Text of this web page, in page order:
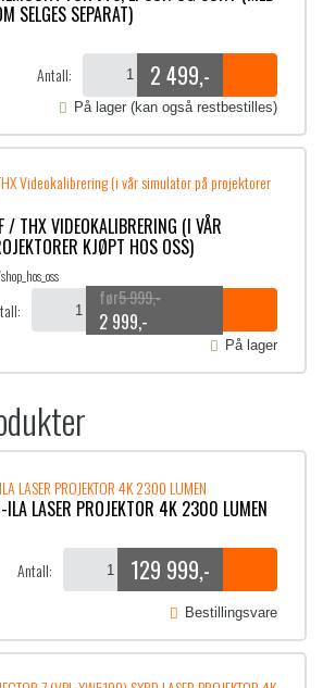
SELGES SEPARAT)
Antall: 2 499,-
På lager (kan også restbestilles)
/ THX VIDEOKALIBRERING (I VÅR
KJØPT HOS OSS)
5 999,-
O
p
n
l
i
p
2 999,-
N
v
n
e
p
i
På lager
LASER PROJEKTOR 4K 2300 LUMEN
Antall: 129 999,-
Bestillingsvare